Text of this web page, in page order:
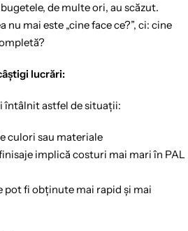
de multe ori, au scăzut.
mai este „cine face ce?”, ci: cine
lucrări:
întâlnit astfel de situații:
culori sau materiale
implică costuri mai mari în PAL
pot fi obținute mai rapid și mai